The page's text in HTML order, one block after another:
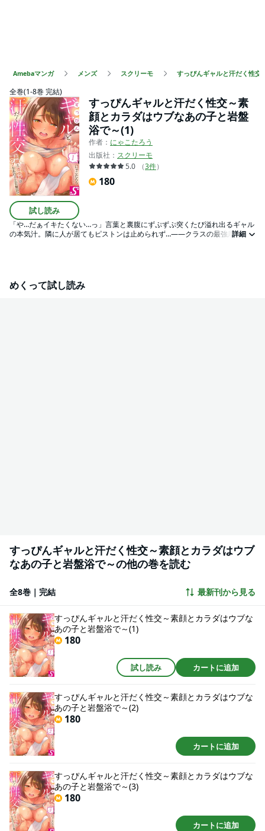
Amebaマンガ メンズ スクリーモ すっぴんギャルと汗だく性交
全巻(1-8巻 完結)
試し読み
すっぴんギャルと汗だく性交～素
顔とカラダはウブなあの子と岩盤
浴で～(1)
作者： にゃこたろう
出版社： スクリーモ
5.0
（3件）
180
「や…だぁイキたくない…っ」言葉と裏腹にずぷずぷ突くたび溢れ出るギャル
の本気汁。隣に人が居てもピストンは止められず…――クラスの最強厚化粧
けていく三木がかわいくてたまらず、グショ濡れのアソコに俺のアレを押し
当てて――…
詳細
めくって試し読み
すっぴんギャルと汗だく性交～素顔とカラダはウブ
なあの子と岩盤浴で～の他の巻を読む
全8巻｜完結 最新刊から見る
すっぴんギャルと汗だく性交～素顔とカラダはウブな
あの子と岩盤浴で～(1)
180
試し読み カートに追加
すっぴんギャルと汗だく性交～素顔とカラダはウブな
あの子と岩盤浴で～(2)
180
カートに追加
すっぴんギャルと汗だく性交～素顔とカラダはウブな
あの子と岩盤浴で～(3)
180
カートに追加